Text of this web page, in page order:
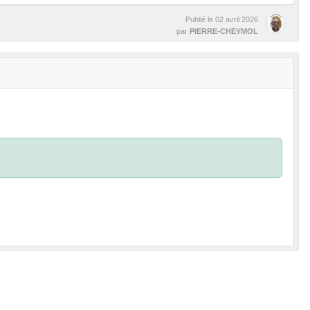
Publié le 02 avril 2026
par PIERRE-CHEYMOL